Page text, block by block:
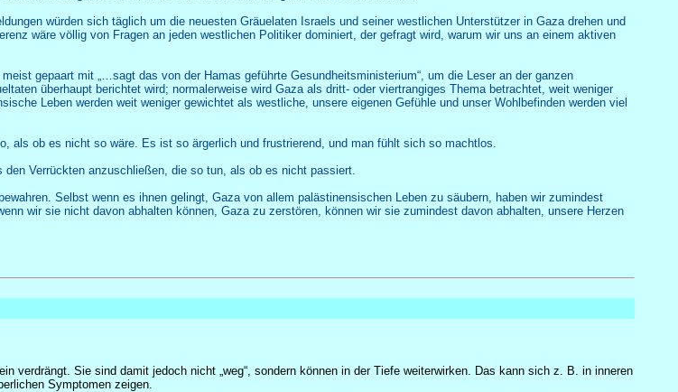
würden sich täglich um die neuesten Gräuelaten Israels und seiner westlichen Unterstützer in Gaza drehen und
wäre völlig von Fragen an jeden westlichen Politiker dominiert, der gefragt wird, warum wir uns an einem aktiven
gepaart mit „…sagt das von der Hamas geführte Gesundheitsministerium“, um die Leser an der ganzen
überhaupt berichtet wird; normalerweise wird Gaza als dritt- oder viertrangiges Thema betrachtet, weit weniger
Leben werden weit weniger gewichtet als westliche, unsere eigenen Gefühle und unser Wohlbefinden werden viel
als ob es nicht so wäre. Es ist so ärgerlich und frustrierend, und man fühlt sich so machtlos.
Verrückten anzuschließen, die so tun, als ob es nicht passiert.
Selbst wenn es ihnen gelingt, Gaza von allem palästinensischen Leben zu säubern, haben wir zumindest
wir sie nicht davon abhalten können, Gaza zu zerstören, können wir sie zumindest davon abhalten, unsere Herzen
verdrängt. Sie sind damit jedoch nicht „weg“, sondern können in der Tiefe weiterwirken. Das kann sich z. B. in inneren
Symptomen zeigen.